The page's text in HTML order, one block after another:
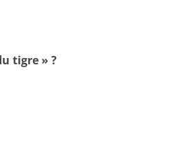
tigre » ?